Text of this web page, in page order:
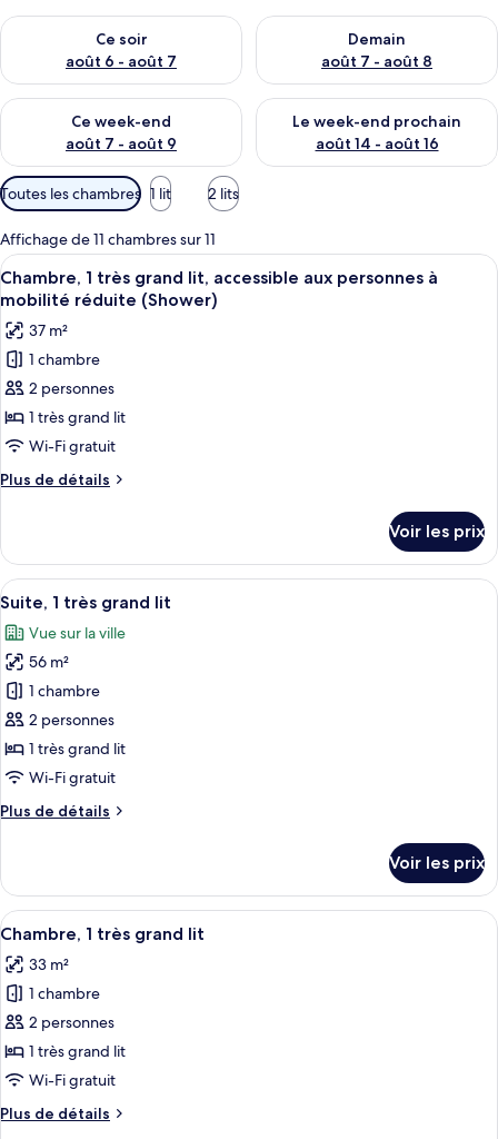
Ce soir
août 6 - août 7
Vérifier la disponibilité pour ce soir août 6 - août 7
Demain
août 7 - août 8
Vérifier la disponibilité pour
Ce week-end
août 7 - août 9
Vérifier la disponibilité pour ce week-end août 7 - août 9
Le week-end prochain
août 14 - août 16
Vérifier la disponibilité pour
Filtres
disponibles
pour
les
chambres
Toutes les chambres 1 lit 2 lits
Affichage de 11 chambres sur 11
Afficher
toutes
les
photos
pour
ce
type
de
chambre :
Chambre,
très
grand
lit,
accessible
aux
personnes
à
mobilité
réduite
(Shower)
Une chambre d’hôtel moderne
5
Chambre, 1 très grand lit, accessible aux personnes à
mobilité réduite (Shower)
37 m²
1 chambre
2 personnes
1 très grand lit
Wi-Fi gratuit
Plus de détails
Plus
le
type
de
Chambre,
très
grand
lit,
accessible
aux
personnes
mobilité
Voir les prix
Afficher
toutes
les
photos
pour
ce
type
de
chambre :
Suite,
grand
lit
Une chambre d’hôtel moderne
3
Suite, 1 très grand lit
Vue sur la ville
56 m²
1 chambre
2 personnes
1 très grand lit
Wi-Fi gratuit
Plus de détails
Plus
le
type
de
Suite,
grand
lit
Voir les prix
Afficher
toutes
les
photos
pour
ce
type
chambre :
Une chambre d’hôtel moderne
5
Chambre, 1 très grand lit
33 m²
1 chambre
2 personnes
1 très grand lit
Wi-Fi gratuit
Plus de détails
Plus